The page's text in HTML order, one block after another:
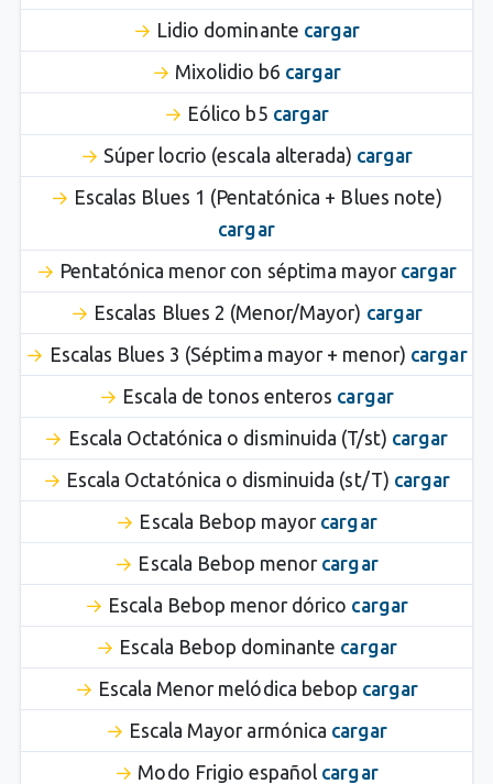
Lidio dominante cargar
Mixolidio b6 cargar
Eólico b5 cargar
Súper locrio (escala alterada) cargar
Escalas Blues 1 (Pentatónica + Blues note)
cargar
Pentatónica menor con séptima mayor cargar
Escalas Blues 2 (Menor/Mayor) cargar
Escalas Blues 3 (Séptima mayor + menor) cargar
Escala de tonos enteros cargar
Escala Octatónica o disminuida (T/st) cargar
Escala Octatónica o disminuida (st/T) cargar
Escala Bebop mayor cargar
Escala Bebop menor cargar
Escala Bebop menor dórico cargar
Escala Bebop dominante cargar
Escala Menor melódica bebop cargar
Escala Mayor armónica cargar
Modo Frigio español cargar